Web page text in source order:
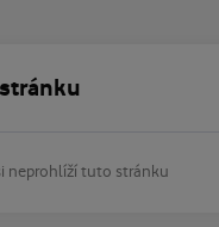
neprohlíží tuto stránku